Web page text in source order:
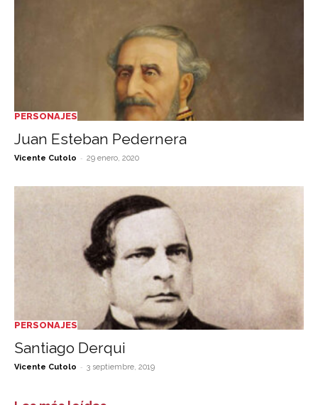
PERSONAJES
Juan Esteban Pedernera
Vicente Cutolo - 29 enero, 2020
PERSONAJES
Santiago Derqui
Vicente Cutolo - 3 septiembre, 2019